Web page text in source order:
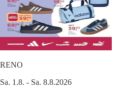
RENO
Sa. 1.8. - Sa. 8.8.2026